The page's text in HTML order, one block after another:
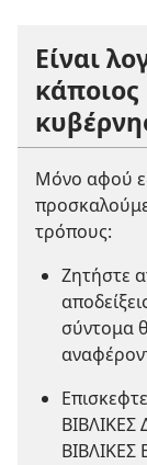
Είναι
κάποιος
Μόνο αφού
τρόπους:
Ζητήστε
σύντομα
ΒΙΒΛΙΚΕΣ
ΒΙΒΛΙΚΕΣ